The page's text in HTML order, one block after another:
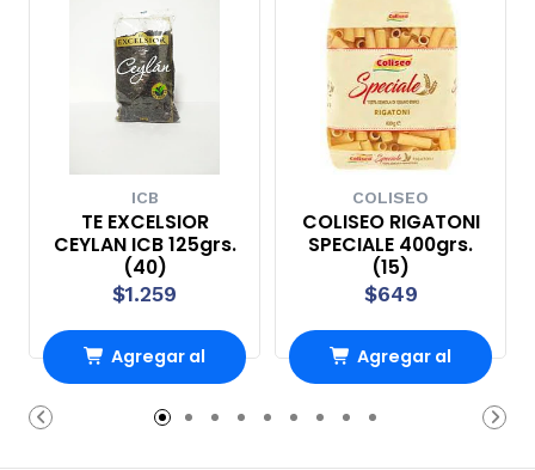
ICB
TE EXCELSIOR
CEYLAN ICB 125grs.
(40)
$1.259
Agregar al
Carro
COLISEO
COLISEO RIGATONI
SPECIALE 400grs.
(15)
$649
Agregar al
Carro